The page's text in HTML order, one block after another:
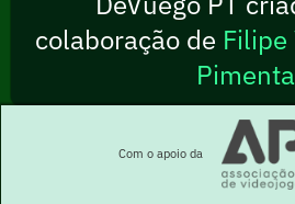
colaboração de Filipe
Pimenta
Com o apoio da